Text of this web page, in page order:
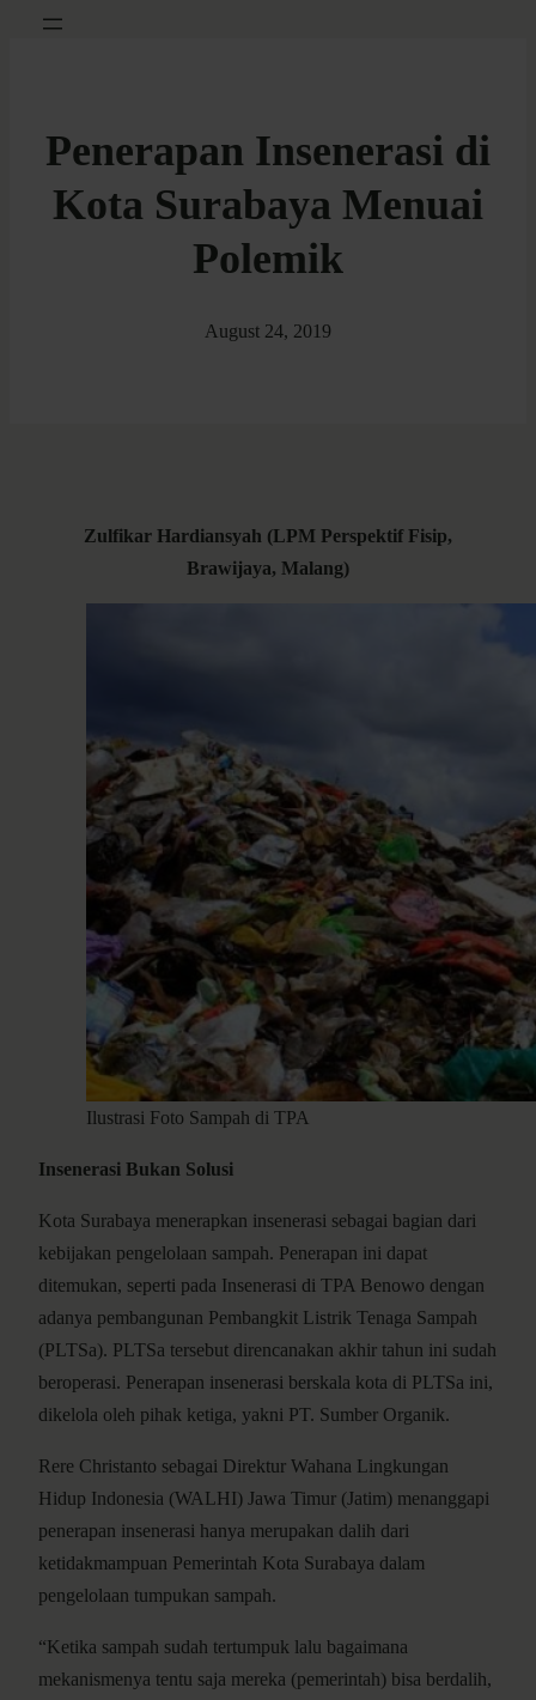
Penerapan Insenerasi di
Kota Surabaya Menuai
Polemik
August 24, 2019
Zulfikar Hardiansyah (LPM Perspektif Fisip,
Brawijaya, Malang)
Ilustrasi Foto Sampah di TPA
Insenerasi Bukan Solusi
Kota Surabaya menerapkan insenerasi sebagai bagian dari
kebijakan pengelolaan sampah. Penerapan ini dapat
ditemukan, seperti pada Insenerasi di TPA Benowo dengan
adanya pembangunan Pembangkit Listrik Tenaga Sampah
(PLTSa). PLTSa tersebut direncanakan akhir tahun ini sudah
beroperasi. Penerapan insenerasi berskala kota di PLTSa ini,
dikelola oleh pihak ketiga, yakni PT. Sumber Organik.
Rere Christanto sebagai Direktur Wahana Lingkungan
Hidup Indonesia (WALHI) Jawa Timur (Jatim) menanggapi
penerapan insenerasi hanya merupakan dalih dari
ketidakmampuan Pemerintah Kota Surabaya dalam
pengelolaan tumpukan sampah.
“Ketika sampah sudah tertumpuk lalu bagaimana
mekanismenya tentu saja mereka (pemerintah) bisa berdalih,